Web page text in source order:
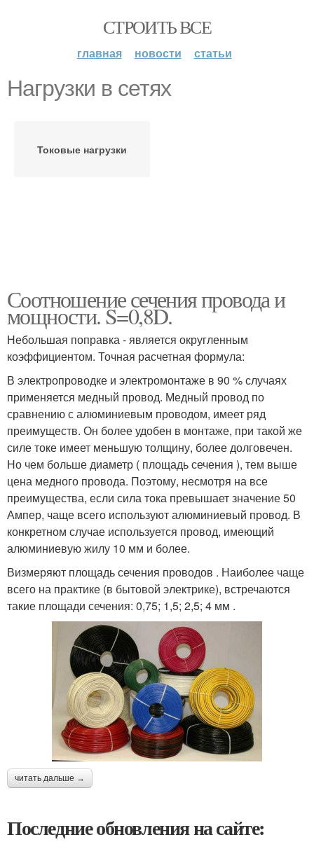
СТРОИТЬ ВСЕ
главная новости статьи
Нагрузки в сетях
Токовые нагрузки
Соотношение сечения провода и
мощности. S=0,8D.
Небольшая поправка - является округленным
коэффициентом. Точная расчетная формула:
В электропроводке и электромонтаже в 90 % случаях
применяется медный провод. Медный провод по
сравнению с алюминиевым проводом, имеет ряд
преимуществ. Он более удобен в монтаже, при такой же
силе токе имеет меньшую толщину, более долговечен.
Но чем больше диаметр ( площадь сечения ), тем выше
цена медного провода. Поэтому, несмотря на все
преимущества, если сила тока превышает значение 50
Ампер, чаще всего используют алюминиевый провод. В
конкретном случае используется провод, имеющий
алюминиевую жилу 10 мм и более.
Визмеряют площадь сечения проводов . Наиболее чаще
всего на практике (в бытовой электрике), встречаются
такие площади сечения: 0,75; 1,5; 2,5; 4 мм .
читать дальше →
Последние обновления на сайте: